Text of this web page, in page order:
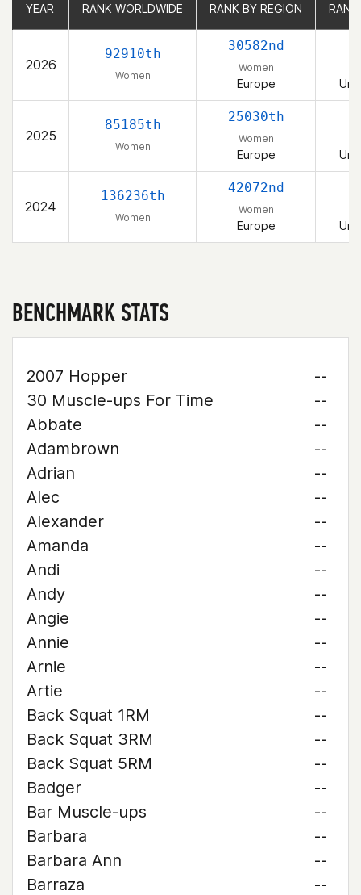
YEAR RANK WORLDWIDE RANK BY REGION
2026
92910th
Women
30582nd
Women
Europe
2025
85185th
Women
25030th
Women
Europe
2024
136236th
Women
42072nd
Women
Europe
YEAR RANK WORLDWIDE RANK BY REGION
BENCHMARK STATS
2007 Hopper
--
30 Muscle-ups For Time
--
Abbate
--
Adambrown
--
Adrian
--
Alec
--
Alexander
--
Amanda
--
Andi
--
Andy
--
Angie
--
Annie
--
Arnie
--
Artie
--
Back Squat 1RM
--
Back Squat 3RM
--
Back Squat 5RM
--
Badger
--
Bar Muscle-ups
--
Barbara
--
Barbara Ann
--
Barraza
--